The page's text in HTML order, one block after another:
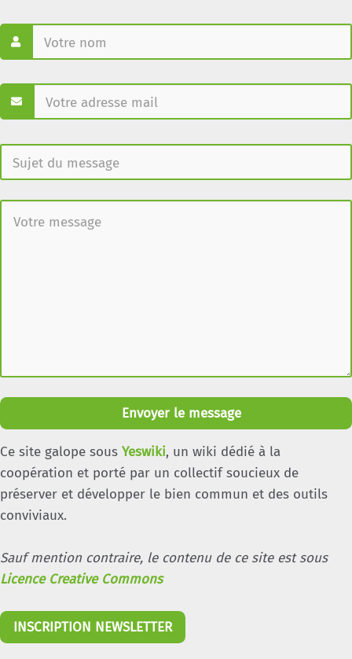
Envoyer le message
Ce site galope sous Yeswiki, un wiki dédié à la
coopération et porté par un collectif soucieux de
préserver et développer le bien commun et des outils
conviviaux.
Sauf mention contraire, le contenu de ce site est sous
Licence Creative Commons
INSCRIPTION NEWSLETTER